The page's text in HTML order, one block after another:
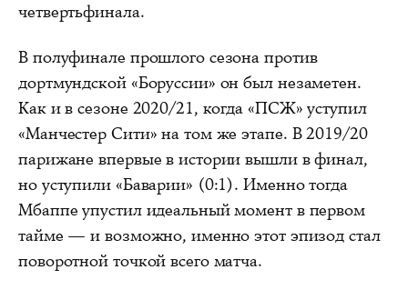
четвертьфинала.
В полуфинале прошлого сезона против
дортмундской «Боруссии» он был незаметен.
Как и в сезоне 2020/21, когда «ПСЖ» уступил
«Манчестер Сити» на том же этапе. В 2019/20
парижане впервые в истории вышли в финал,
но уступили «Баварии» (0:1). Именно тогда
Мбаппе упустил идеальный момент в первом
тайме — и возможно, именно этот эпизод стал
поворотной точкой всего матча.